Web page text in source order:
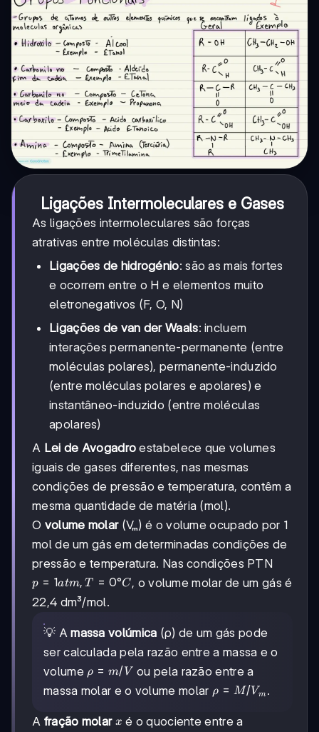
Ligações Intermoleculares e Gases
As ligações intermoleculares são forças
atrativas entre moléculas distintas:
Ligações de hidrogénio: são as mais fortes
e ocorrem entre o H e elementos muito
eletronegativos (F, O, N)
Ligações de van der Waals: incluem
interações permanente-permanente (entre
moléculas polares), permanente-induzido
(entre moléculas polares e apolares) e
instantâneo-induzido (entre moléculas
apolares)
A Lei de Avogadro estabelece que volumes
iguais de gases diferentes, nas mesmas
condições de pressão e temperatura, contêm a
mesma quantidade de matéria (mol).
O volume molar(Vₘ) é o volume ocupado por 1
mol de um gás em determinadas condições de
pressão e temperatura. Nas condições PTN
p=1
atm,
T=0°C
p = 1atm, T = 0°C, o volume molar de um gás é
22,4 dm³/mol.
💡 Amassa volúmica (ρ) de um gás pode
ser calculada pela razão entre a massa e o
volume ρ =
m/V
ρ = m/V ou pela razão entre a
massa molar e o volume molar ρ =
ρ = M/Vm.
A fração molar x
x é o quociente entre a